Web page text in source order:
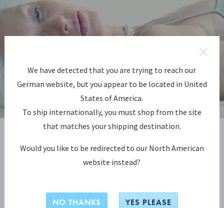
ERKUNDEN WEFT
INSPIRIERT SEIN VON
We have detected that you are trying to reach our
German website, but you appear to be located in United
States of America.
To ship internationally, you must shop from the site
that matches your shipping destination.
Would you like to be redirected to our North American
website instead?
NO THANKS YES PLEASE